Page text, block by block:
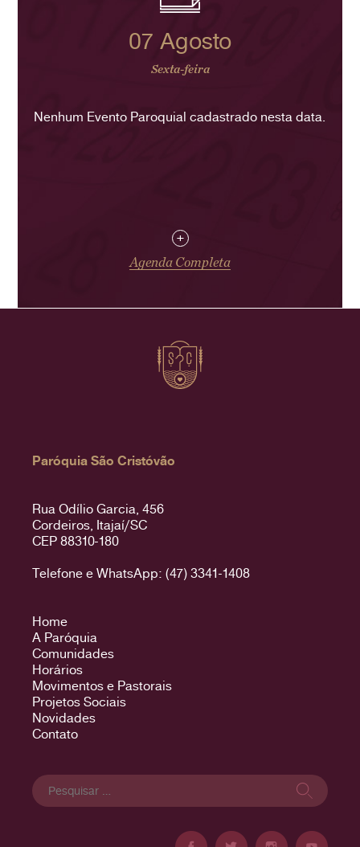
07 Agosto
Sexta-feira
Nenhum Evento Paroquial cadastrado nesta data.
+
Agenda Completa
Paróquia São Cristóvão
Rua Odílio Garcia, 456
Cordeiros, Itajaí/SC
CEP 88310-180
Telefone e WhatsApp: (47) 3341-1408
Home
A Paróquia
Comunidades
Horários
Movimentos e Pastorais
Projetos Sociais
Novidades
Contato
Pesquisar
por: